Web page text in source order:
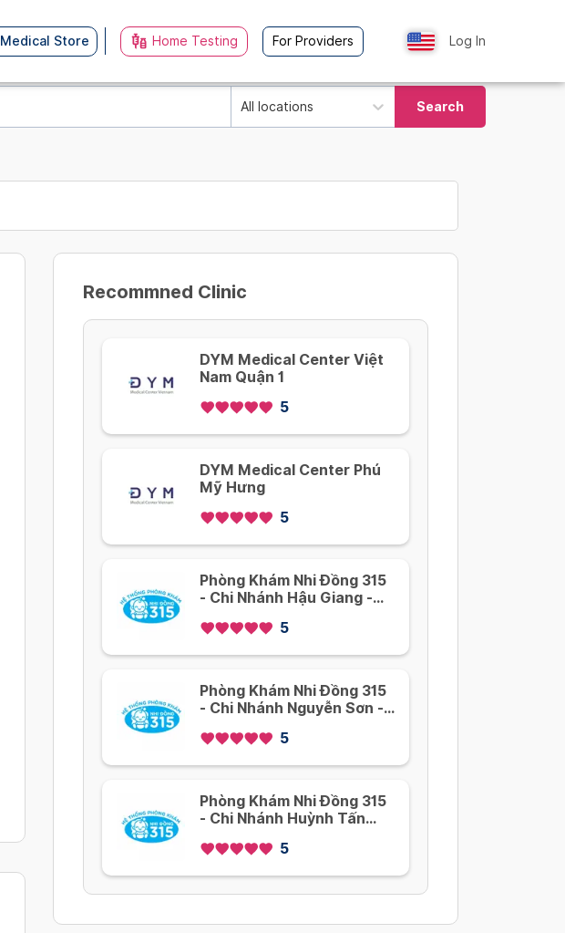
Medical Store Home Testing For Providers Log In
All locations Search
Recommned Clinic
DYM Medical Center Việt
Nam Quận 1
5
DYM Medical Center Phú
Mỹ Hưng
5
Phòng Khám Nhi Đồng 315
- Chi Nhánh Hậu Giang -
5
Phòng Khám Nhi Đồng 315
- Chi Nhánh Nguyễn Sơn -
5
Phòng Khám Nhi Đồng 315
- Chi Nhánh Huỳnh Tấn
5